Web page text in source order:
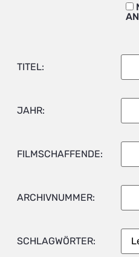
TITEL:
JAHR:
FILMSCHAFFENDE:
ARCHIVNUMMER:
SCHLAGWÖRTER: